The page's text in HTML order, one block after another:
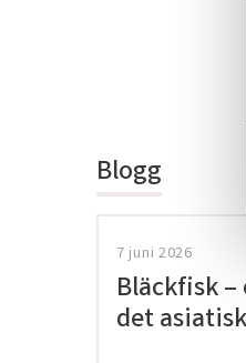
Blogg
7 juni 2026
Bläckfisk
det